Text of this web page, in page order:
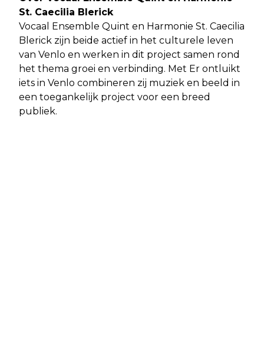
St. Caecilia Blerick
Vocaal Ensemble Quint en Harmonie St. Caecilia
Blerick zijn beide actief in het culturele leven
van Venlo en werken in dit project samen rond
het thema groei en verbinding. Met Er ontluikt
iets in Venlo combineren zij muziek en beeld in
een toegankelijk project voor een breed
publiek.